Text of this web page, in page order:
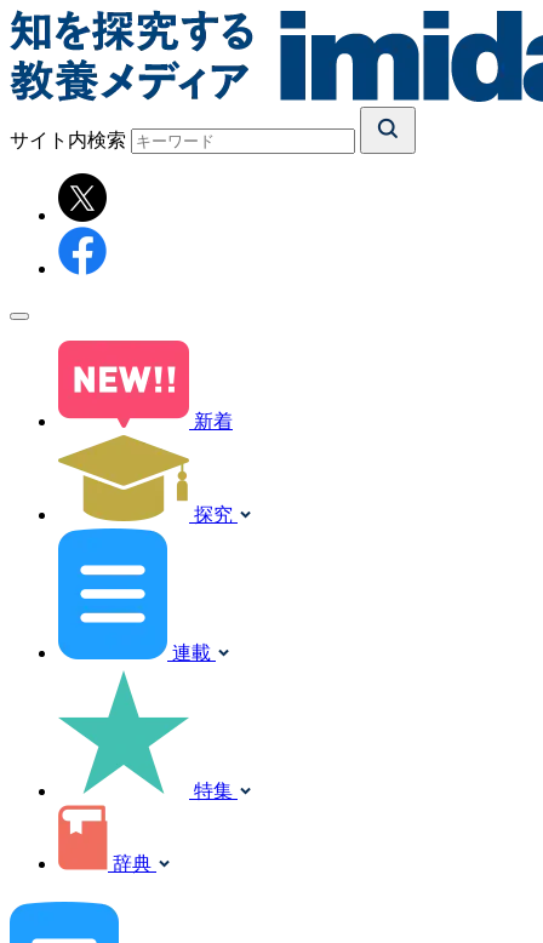
サイト内検索
新着
探究
連載
特集
辞典